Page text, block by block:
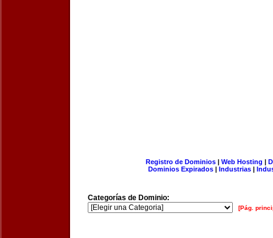
Registro de Dominios| Web Hosting |
Dominios Expirados | Industrias |
Categorías de Dominio:
[Pág.